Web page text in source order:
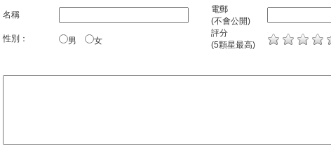
名稱
電郵
(不會公開)
性別：
男 女
評分
(5顆星最高)